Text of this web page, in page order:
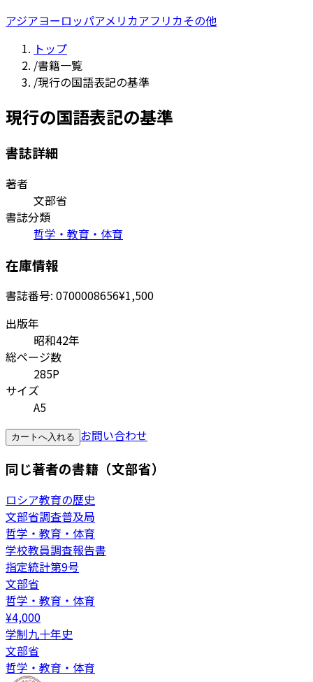
アジアヨーロッパアメリカアフリカその他
トップ
/書籍一覧
/現行の国語表記の基準
現行の国語表記の基準
書誌詳細
著者
文部省
書誌分類
哲学・教育・体育
在庫情報
書誌番号: 0700008656¥1,500
出版年
昭和42年
総ページ数
285P
サイズ
A5
カートへ入れる お問い合わせ
同じ著者の書籍（文部省）
ロシア教育の歴史
文部省調査普及局
哲学・教育・体育
学校教員調査報告書
指定統計第9号
文部省
哲学・教育・体育
¥4,000
学制九十年史
文部省
哲学・教育・体育